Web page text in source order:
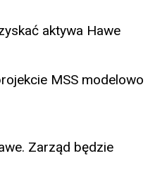
aktywa Hawe
MSS modelowo
Zarząd będzie